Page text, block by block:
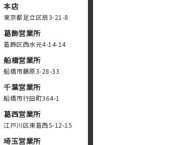
本店
東京都足立区扇3-21-8
葛飾営業所
葛飾区西水元4-14-14
船橋営業所
船橋市藤原3-28-33
千葉営業所
船橋市行田町364-1
葛西営業所
江戸川区東葛西5-12-15
埼玉営業所